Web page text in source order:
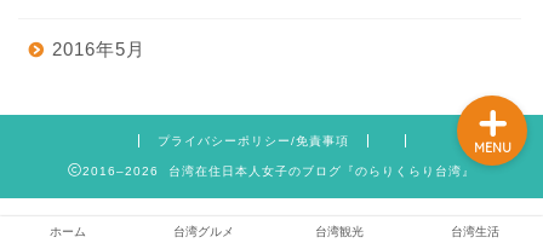
2016年5月
プライバシーポリシー/免責事項
2016–2026 台湾在住日本人女子のブログ『のらりくらり台湾』
ホーム 台湾グルメ 台湾観光 台湾生活
MENU